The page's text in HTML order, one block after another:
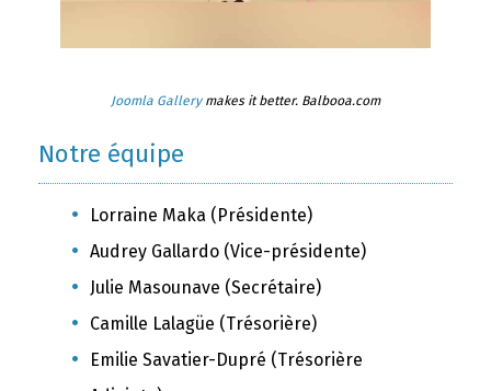
Joomla Gallerymakes it better. Balbooa.com
Notre équipe
Lorraine Maka (Présidente)
Audrey Gallardo (Vice-présidente)
Julie Masounave (Secrétaire)
Camille Lalagüe (Trésorière)
Emilie Savatier-Dupré (Trésorière